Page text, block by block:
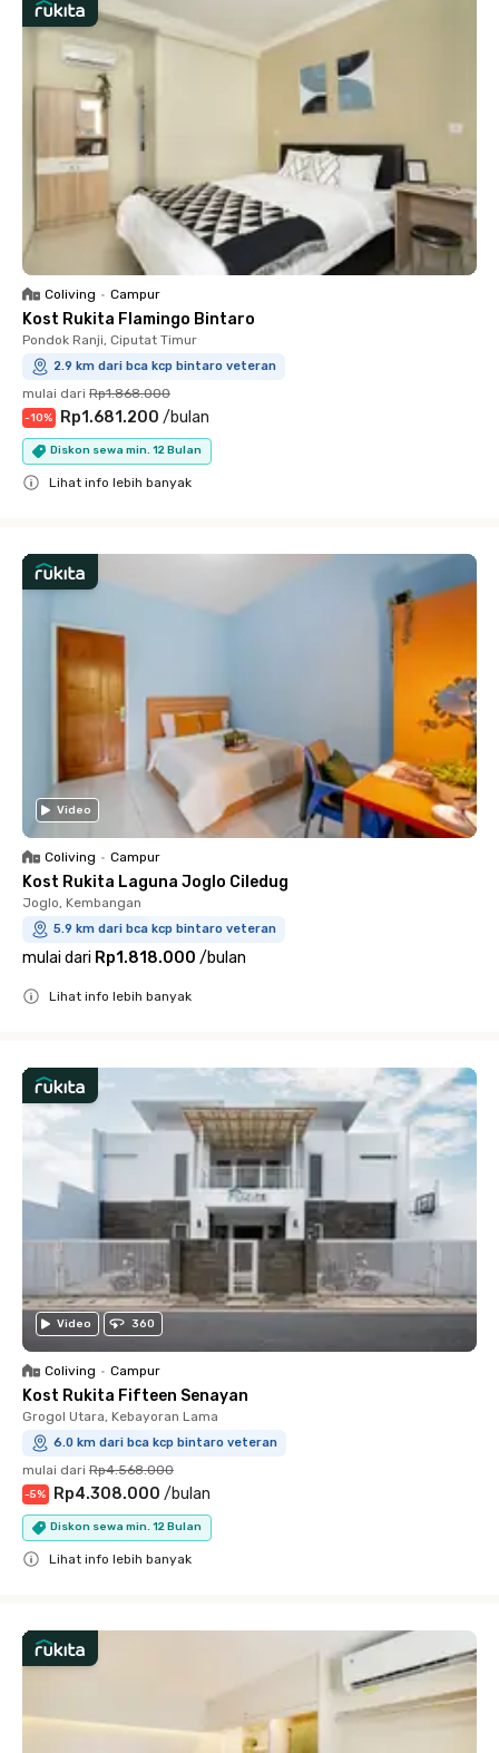
Coliving • Campur
Kost Rukita Flamingo Bintaro
Pondok Ranji, Ciputat Timur
2.9 km dari bca kcp bintaro veteran
mulai dari Rp1.868.000
-10% Rp1.681.200 /bulan
Diskon sewa min. 12 Bulan
Lihat info lebih banyak
Video
Coliving • Campur
Kost Rukita Laguna Joglo Ciledug
Joglo, Kembangan
5.9 km dari bca kcp bintaro veteran
mulai dari Rp1.818.000 /bulan
Lihat info lebih banyak
Video 360
Coliving • Campur
Kost Rukita Fifteen Senayan
Grogol Utara, Kebayoran Lama
6.0 km dari bca kcp bintaro veteran
mulai dari Rp4.568.000
-5% Rp4.308.000 /bulan
Diskon sewa min. 12 Bulan
Lihat info lebih banyak